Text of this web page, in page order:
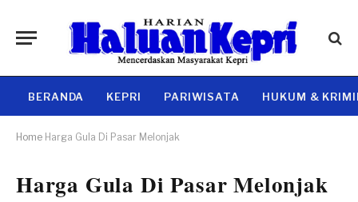
BERANDA KEPRI PARIWISATA HUKUM &
Home Harga Gula Di Pasar Melonjak
Harga Gula Di Pasar Melonjak